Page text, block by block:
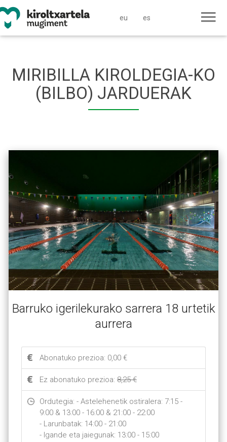
eu es
MIRIBILLA KIROLDEGIA-KO
(BILBO) JARDUERAK
Barruko igerilekurako sarrera 18 urtetik
aurrera
Abonatuko prezioa: 0,00 €
Ez abonatuko prezioa: 8,25 €
Ordutegia: - Astelehenetik ostiralera: 7:15 -
9:00 & 13:00 - 16:00 & 21:00 - 22:00
- Larunbatak: 14:00 - 21:00
- Igande eta jaiegunak: 13:00 - 15:00